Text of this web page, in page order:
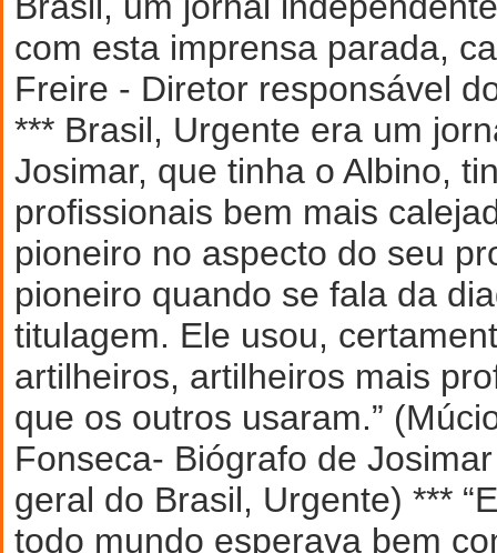
com esta imprensa parada,
Freire - Diretor responsável
*** Brasil, Urgente era um
Josimar, que tinha o Albino,
profissionais bem mais
pioneiro no aspecto do seu
pioneiro quando se fala da
titulagem. Ele usou,
artilheiros, artilheiros mais
que os outros usaram.”
Fonseca- Biógrafo de
geral do Brasil, Urgente) ***
todo mundo esperava bem